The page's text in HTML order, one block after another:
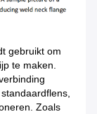
gebruikt om
te maken.
Zoals